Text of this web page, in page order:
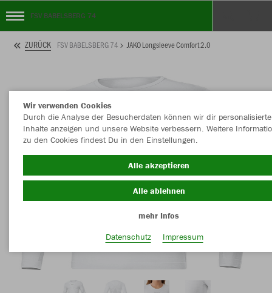
FSV BABELSBERG 74
ZURÜCK FSV BABELSBERG 74 JAKO Longsleeve Comfort 2.0
Wir verwenden Cookies
Durch die Analyse der Besucherdaten können wir dir personalisierte
Inhalte anzeigen und unsere Website verbessern. Weitere
zu den Cookies findest Du in den Einstellungen.
Alle akzeptieren
Alle ablehnen
mehr Infos
Datenschutz
Impressum